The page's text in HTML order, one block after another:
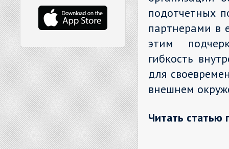
подотчетных
партнерами в
этим
гибкость
для
внешнем
Читать статью